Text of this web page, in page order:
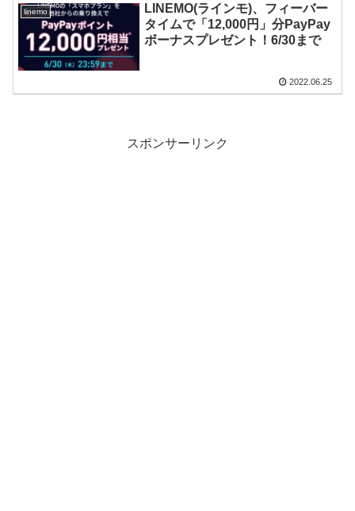
linemo
LINEMO(ラインモ)、フィーバー
タイムで「12,000円」分PayPay
ボーナスプレゼント！6/30まで
2022.06.25
スポンサーリンク